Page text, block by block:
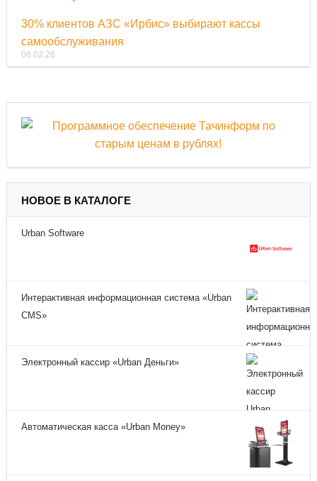
30% клиентов АЗС «Ирбис» выбирают кассы
самообслуживания
06.02.26
НОВОЕ В КАТАЛОГЕ
Urban Software
Интерактивная информационная система «Urban
CMS»
Электронный кассир «Urban Деньги»
Автоматическая касса «Urban Money»